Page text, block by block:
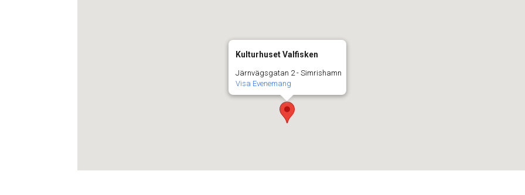
Kulturhuset Valfisken
Järnvägsgatan 2 - Simrishamn
Visa Evenemang